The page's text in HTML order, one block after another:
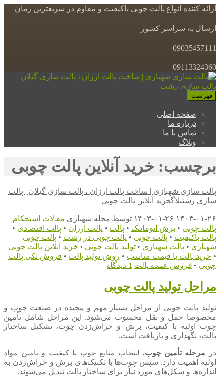
ارائه کننده انواع پالت چوبی باکیفیت و مقاوم در سریعترین زمان
ارسال به سراسر کشور
09035457111
09113324360
فهرست
صفحه اصلی
درباره ما
تماس با ما
وبلاگ
برچسب: خرید آنلاین پالت چوبی
پالت سازی شهبازی | ساخت پالت ارزان ، پالت سازی گیلان | پالت
سازی رشتبلاگخرید آنلاین پالت چوبی
۱۴۰۳-۰۱-۲۶ ۱۴۰۳-۰۱-۲۶ توسط مجله شهبازی مقالات استحکام
پالت چوبی • برش اتوماتیک • پالت • پالت ارزان • پالت اقتصادی •
پالت باکیفیت • پالت چوبی • پالت چوبی در رشت • پالت چوبی
شهبازی • پالت شهبازی • تولید پالت چوبی • خرید آنلاین پالت چوبی
• خرید پالت با قیمت مناسب • روش تولید پالت • فروش تکی پالت
چوبی • فروش عمده پالت 1 دیدگاه
مراحل تولید پالت چوبی
تولید پالت چوبی از مراحل بسیار مهم و پیچیده در صنعت چوب و
مخصوصا حمل و نقل محسوب می‌شود. این مراحل شامل تأمین
چوب اولیه با کیفیت، برش و خراش‌زدن چوب، تشکیل ساختار
پالت، نگهداری و بازیافت است.
در مرحله تأمین چوب، انتخاب منابع چوب با کیفیت و تامین مواد
اولیه اهمیت دارد. سپس چوب‌ها با تکنیک‌های برش و خراش‌زدن به
اندازه‌ها و شکل‌های مورد نیاز برای ساختار پالت تبدیل می‌شوند.